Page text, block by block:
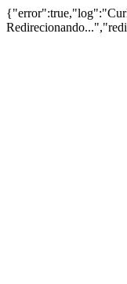
{"error":true,"log":"Curl